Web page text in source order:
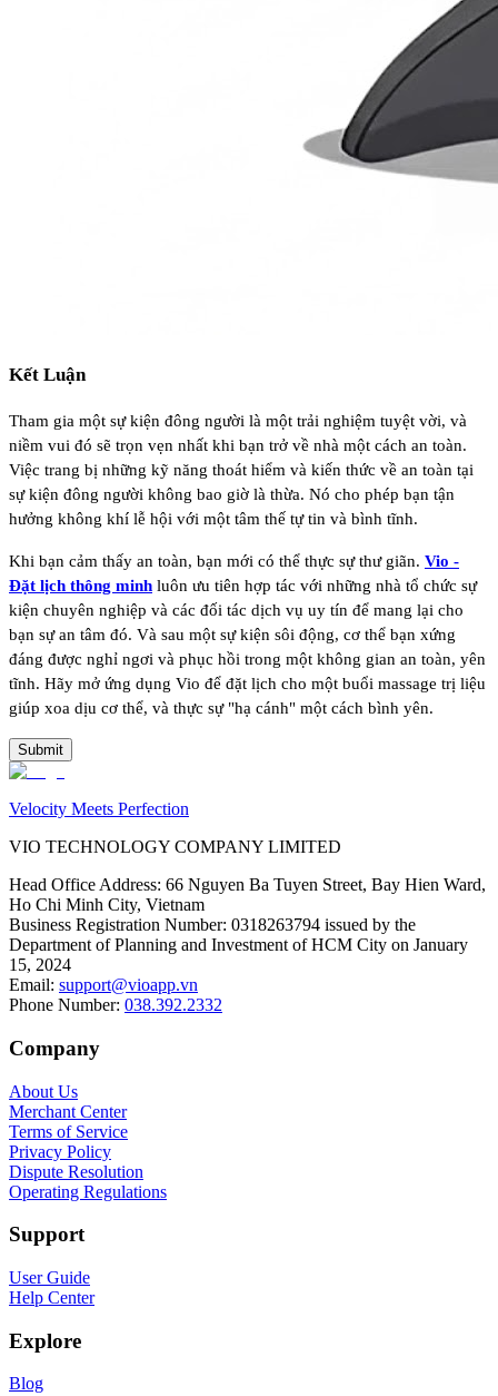
Kết Luận
Tham gia một sự kiện đông người là một trải nghiệm tuyệt vời, và
niềm vui đó sẽ trọn vẹn nhất khi bạn trở về nhà một cách an toàn.
Việc trang bị những kỹ năng thoát hiểm và kiến thức về an toàn tại
sự kiện đông người không bao giờ là thừa. Nó cho phép bạn tận
hưởng không khí lễ hội với một tâm thế tự tin và bình tĩnh.
Khi bạn cảm thấy an toàn, bạn mới có thể thực sự thư giãn. Vio -
Đặt lịch thông minh luôn ưu tiên hợp tác với những nhà tổ chức sự
kiện chuyên nghiệp và các đối tác dịch vụ uy tín để mang lại cho
bạn sự an tâm đó. Và sau một sự kiện sôi động, cơ thể bạn xứng
đáng được nghỉ ngơi và phục hồi trong một không gian an toàn, yên
tĩnh. Hãy mở ứng dụng Vio để đặt lịch cho một buổi massage trị liệu
giúp xoa dịu cơ thể, và thực sự "hạ cánh" một cách bình yên.
Submit
Velocity Meets Perfection
VIO TECHNOLOGY COMPANY LIMITED
Head Office Address: 66 Nguyen Ba Tuyen Street, Bay Hien Ward,
Ho Chi Minh City, Vietnam
Business Registration Number: 0318263794 issued by the
Department of Planning and Investment of HCM City on January
15, 2024
Email: support@vioapp.vn
Phone Number: 038.392.2332
Company
About Us
Merchant Center
Terms of Service
Privacy Policy
Dispute Resolution
Operating Regulations
Support
User Guide
Help Center
Explore
Blog